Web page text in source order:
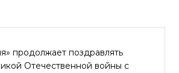
продолжает поздравлять
Отечественной войны с